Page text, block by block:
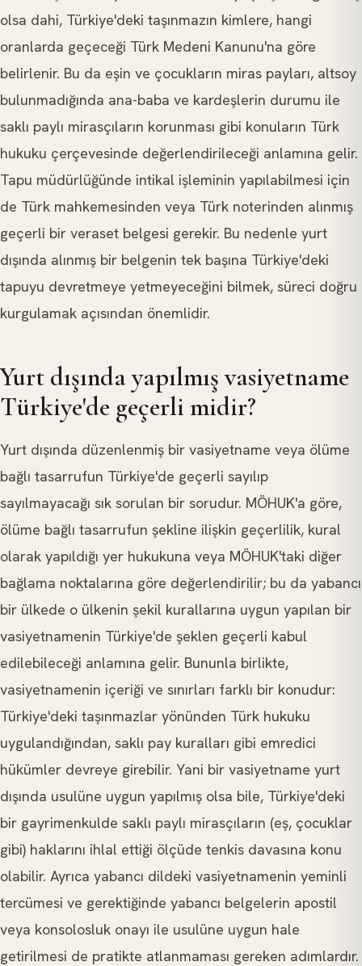
olsa dahi, Türkiye'deki taşınmazın kimlere, hangi
oranlarda geçeceği Türk Medeni Kanunu'na göre
belirlenir. Bu da eşin ve çocukların miras payları, altsoy
bulunmadığında ana-baba ve kardeşlerin durumu ile
saklı paylı mirasçıların korunması gibi konuların Türk
hukuku çerçevesinde değerlendirileceği anlamına gelir.
Tapu müdürlüğünde intikal işleminin yapılabilmesi için
de Türk mahkemesinden veya Türk noterinden alınmış
geçerli bir veraset belgesi gerekir. Bu nedenle yurt
dışında alınmış bir belgenin tek başına Türkiye'deki
tapuyu devretmeye yetmeyeceğini bilmek, süreci doğru
kurgulamak açısından önemlidir.
Yurt dışında yapılmış vasiyetname
Türkiye'de geçerli midir?
Yurt dışında düzenlenmiş bir vasiyetname veya ölüme
bağlı tasarrufun Türkiye'de geçerli sayılıp
sayılmayacağı sık sorulan bir sorudur. MÖHUK'a göre,
ölüme bağlı tasarrufun şekline ilişkin geçerlilik, kural
olarak yapıldığı yer hukukuna veya MÖHUK'taki diğer
bağlama noktalarına göre değerlendirilir; bu da yabancı
bir ülkede o ülkenin şekil kurallarına uygun yapılan bir
vasiyetnamenin Türkiye'de şeklen geçerli kabul
edilebileceği anlamına gelir. Bununla birlikte,
vasiyetnamenin içeriği ve sınırları farklı bir konudur:
Türkiye'deki taşınmazlar yönünden Türk hukuku
uygulandığından, saklı pay kuralları gibi emredici
hükümler devreye girebilir. Yani bir vasiyetname yurt
dışında usulüne uygun yapılmış olsa bile, Türkiye'deki
bir gayrimenkulde saklı paylı mirasçıların (eş, çocuklar
gibi) haklarını ihlal ettiği ölçüde tenkis davasına konu
olabilir. Ayrıca yabancı dildeki vasiyetnamenin yeminli
tercümesi ve gerektiğinde yabancı belgelerin apostil
veya konsolosluk onayı ile usulüne uygun hale
getirilmesi de pratikte atlanmaması gereken adımlardır.